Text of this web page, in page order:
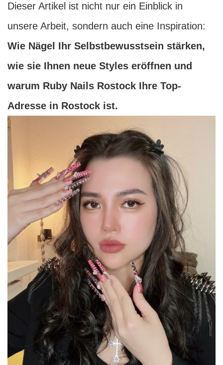
Dieser Artikel ist nicht nur ein Einblick in
unsere Arbeit, sondern auch eine Inspiration:
Wie Nägel Ihr Selbstbewusstsein stärken,
wie sie Ihnen neue Styles eröffnen und
warum Ruby Nails Rostock Ihre Top-
Adresse in Rostock ist.